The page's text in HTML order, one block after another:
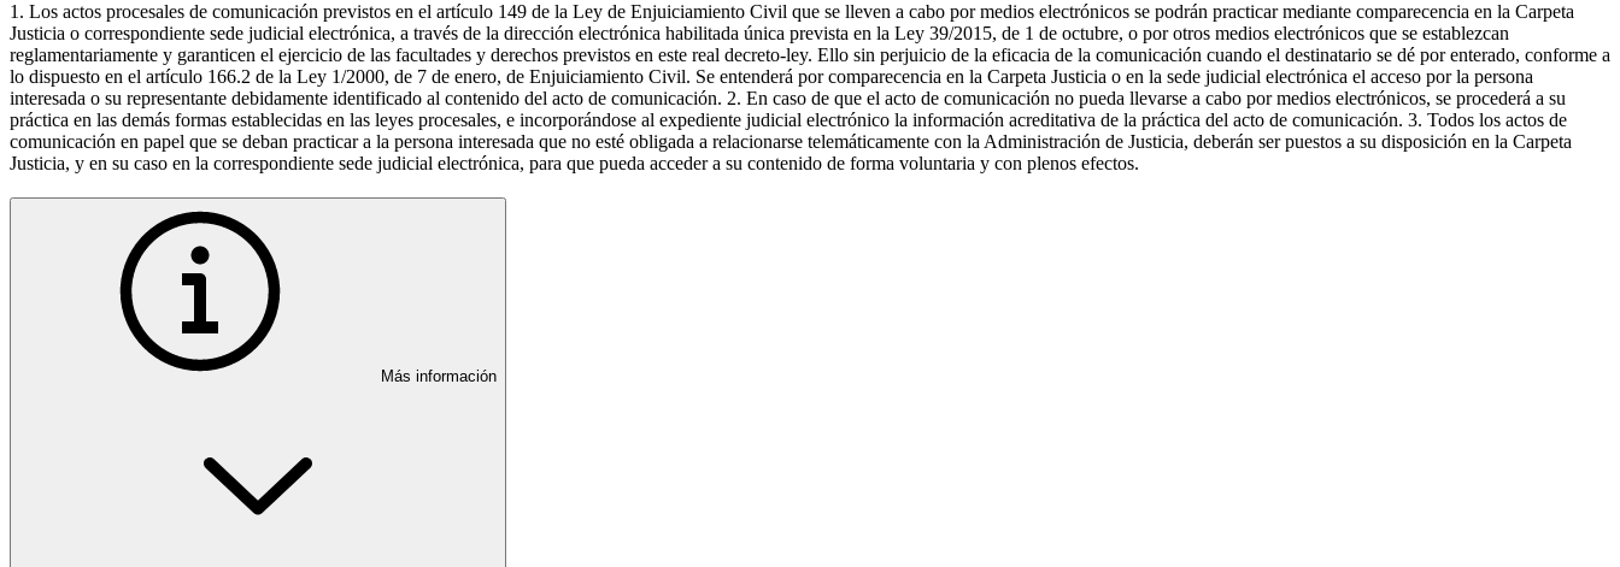
1. Los actos procesales de comunicación previstos en el artículo 149 de la Ley de Enjuiciamiento Civil que se lleven a cabo por medios electrónicos se podrán practicar mediante comparecencia en la Carpeta
Justicia o correspondiente sede judicial electrónica, a través de la dirección electrónica habilitada única prevista en la Ley 39/2015, de 1 de octubre, o por otros medios electrónicos que se establezcan
reglamentariamente y garanticen el ejercicio de las facultades y derechos previstos en este real decreto-ley. Ello sin perjuicio de la eficacia de la comunicación cuando el destinatario se dé por enterado, conforme a
lo dispuesto en el artículo 166.2 de la Ley 1/2000, de 7 de enero, de Enjuiciamiento Civil. Se entenderá por comparecencia en la Carpeta Justicia o en la sede judicial electrónica el acceso por la persona
interesada o su representante debidamente identificado al contenido del acto de comunicación. 2. En caso de que el acto de comunicación no pueda llevarse a cabo por medios electrónicos, se procederá a su
práctica en las demás formas establecidas en las leyes procesales, e incorporándose al expediente judicial electrónico la información acreditativa de la práctica del acto de comunicación. 3. Todos los actos de
comunicación en papel que se deban practicar a la persona interesada que no esté obligada a relacionarse telemáticamente con la Administración de Justicia, deberán ser puestos a su disposición en la Carpeta
Justicia, y en su caso en la correspondiente sede judicial electrónica, para que pueda acceder a su contenido de forma voluntaria y con plenos efectos.
Más información